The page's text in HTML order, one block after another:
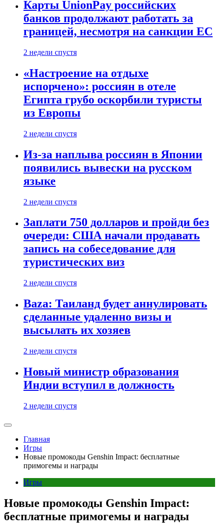
Карты UnionPay российских
банков продолжают работать за
границей, несмотря на санкции ЕС
2 недели спустя
«Настроение на отдыхе
испорчено»: россиян в отеле
Египта грубо оскорбили туристы
из Европы
2 недели спустя
Из-за наплыва россиян в Японии
появились вывески на русском
языке
2 недели спустя
Заплати 750 долларов и пройди без
очереди: США начали продавать
запись на собеседование для
туристических виз
2 недели спустя
Baza: Таиланд будет аннулировать
сделанные удаленно визы и
высылать их хозяев
2 недели спустя
Новый министр образования
Индии вступил в должность
2 недели спустя
Главная
Игры
Новые промокоды Genshin Impact: бесплатные
примогемы и награды
Игры
Новые промокоды Genshin Impact:
бесплатные примогемы и награды